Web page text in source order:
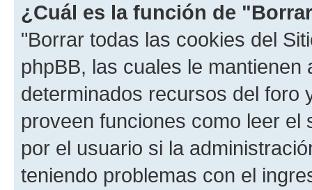
¿Cuál es la función de
"Borrar todas las cookies del
phpBB, las cuales le
determinados recursos del foro
proveen funciones como leer el
por el usuario si la
teniendo problemas con el